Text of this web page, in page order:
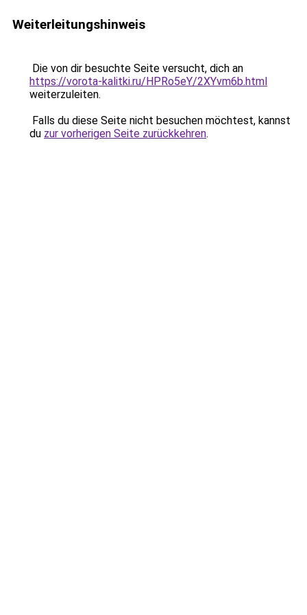
Weiterleitungshinweis
Die von dir besuchte Seite versucht, dich an
https://vorota-kalitki.ru/HPRo5eY/2XYvm6b.html
weiterzuleiten.
Falls du diese Seite nicht besuchen möchtest, kannst
du zur vorherigen Seite zurückkehren.